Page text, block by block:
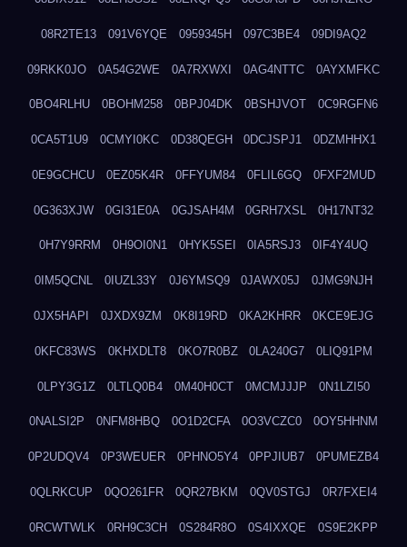
08R2TE13 091V6YQE 0959345H 097C3BE4 09DI9AQ2
09RKK0JO 0A54G2WE 0A7RXWXI 0AG4NTTC 0AYXMFKC
0BO4RLHU 0BOHM258 0BPJ04DK 0BSHJVOT 0C9RGFN6
0CA5T1U9 0CMYI0KC 0D38QEGH 0DCJSPJ1 0DZMHHX1
0E9GCHCU 0EZ05K4R 0FFYUM84 0FLIL6GQ 0FXF2MUD
0G363XJW 0GI31E0A 0GJSAH4M 0GRH7XSL 0H17NT32
0H7Y9RRM 0H9OI0N1 0HYK5SEI 0IA5RSJ3 0IF4Y4UQ
0IM5QCNL 0IUZL33Y 0J6YMSQ9 0JAWX05J 0JMG9NJH
0JX5HAPI 0JXDX9ZM 0K8I19RD 0KA2KHRR 0KCE9EJG
0KFC83WS 0KHXDLT8 0KO7R0BZ 0LA240G7 0LIQ91PM
0LPY3G1Z 0LTLQ0B4 0M40H0CT 0MCMJJJP 0N1LZI50
0NALSI2P 0NFM8HBQ 0O1D2CFA 0O3VCZC0 0OY5HHNM
0P2UDQV4 0P3WEUER 0PHNO5Y4 0PPJIUB7 0PUMEZB4
0QLRKCUP 0QO261FR 0QR27BKM 0QV0STGJ 0R7FXEI4
0RCWTWLK 0RH9C3CH 0S284R8O 0S4IXXQE 0S9E2KPP